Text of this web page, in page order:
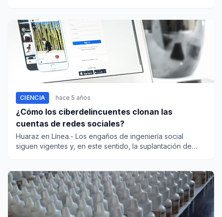
CIENCIA hace 5 años
¿Cómo los ciberdelincuentes clonan las
cuentas de redes sociales?
Huaraz en Línea.- Los engaños de ingeniería social
siguen vigentes y, en este sentido, la suplantación de